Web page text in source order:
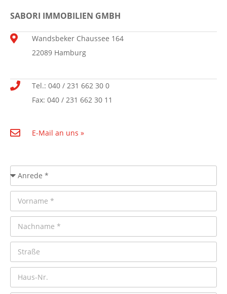
SABORI IMMOBILIEN GMBH
Wandsbeker Chaussee 164
22089 Hamburg
Tel.: 040 / 231 662 30 0
Fax: 040 / 231 662 30 11
E-Mail an uns »